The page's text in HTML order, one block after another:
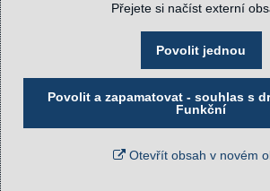
Přejete si načíst externí
Povolit jednou
Povolit a zapamatovat - souhlas s
Funkční
Otevřít obsah v novém